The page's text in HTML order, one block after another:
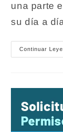
una parte
su día a
Continuar